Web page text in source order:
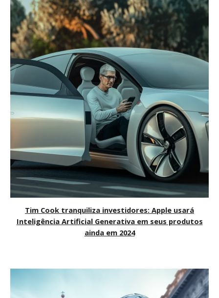
Tim Cook tranquiliza investidores: Apple usará
Inteligência Artificial Generativa em seus produtos
ainda em 2024